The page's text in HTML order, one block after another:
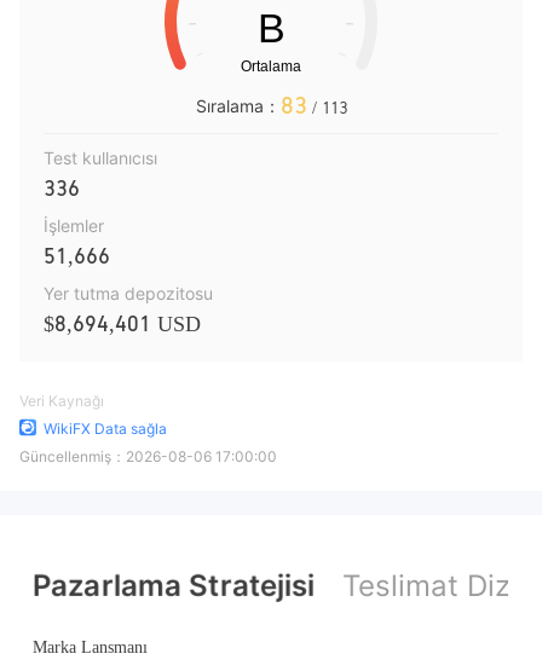
Sıralama： 83 / 113
Test kullanıcısı
336
İşlemler
51,666
Yer tutma depozitosu
$8,694,401 USD
Veri Kaynağı
WikiFX Data sağla
Güncellenmiş： 2026-08-06 17:00:00
Pazarlama Stratejisi Teslimat Dizini